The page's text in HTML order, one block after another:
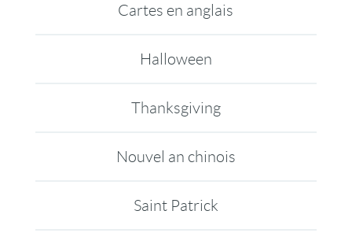
Cartes en anglais
Halloween
Thanksgiving
Nouvel an chinois
Saint Patrick